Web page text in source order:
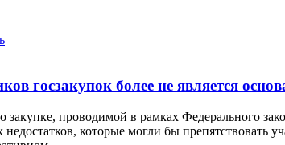
госзакупок более не является
проводимой в рамках Федерального
которые могли бы